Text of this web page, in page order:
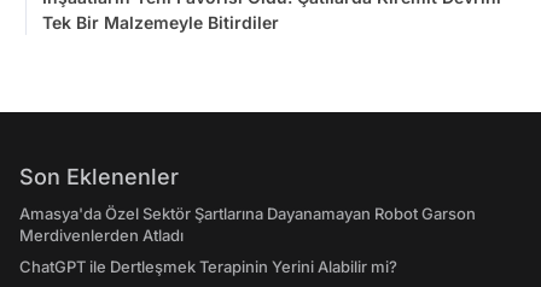
Tek Bir Malzemeyle Bitirdiler
Son Eklenenler
Amasya'da Özel Sektör Şartlarına Dayanamayan Robot Garson
Merdivenlerden Atladı
ChatGPT ile Dertleşmek Terapinin Yerini Alabilir mi?